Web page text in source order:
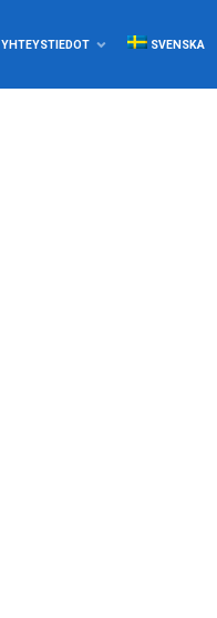
YHTEYSTIEDOT SVENSKA